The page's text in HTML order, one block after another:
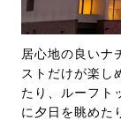
居心地の良いナ
ストだけが楽し
たり、ルーフト
に夕日を眺めた